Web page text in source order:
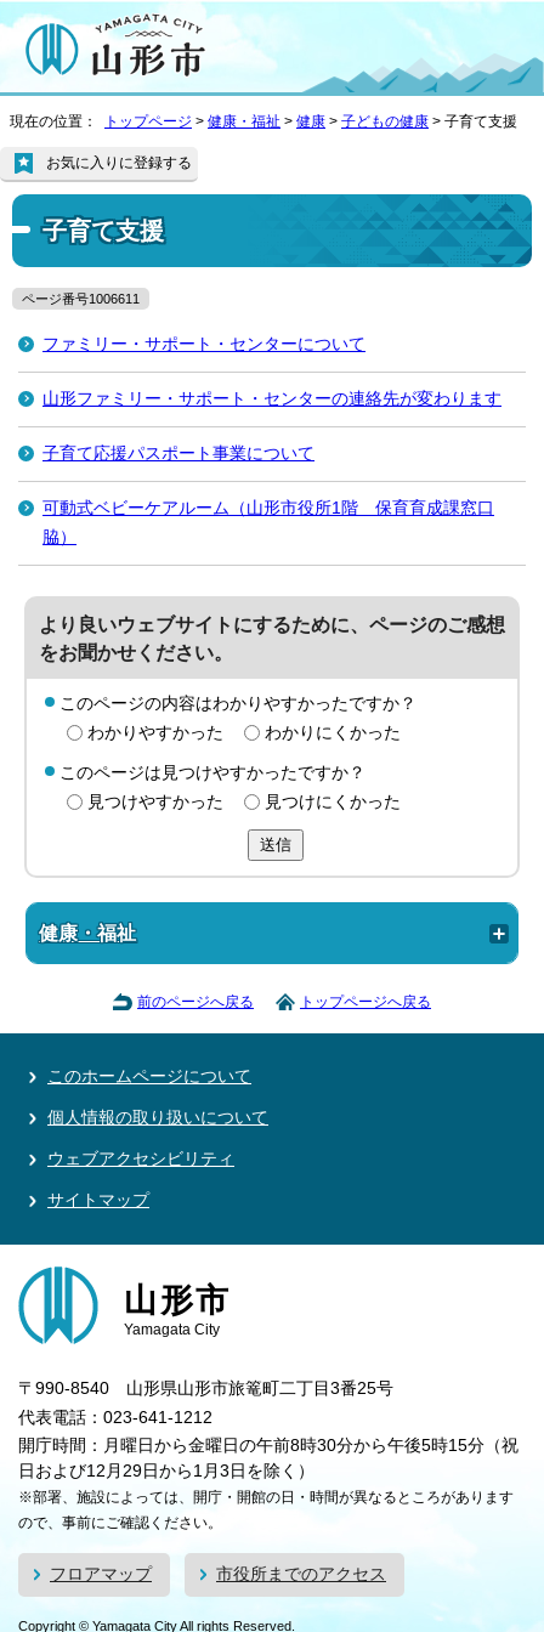
現在の位置： トップページ > 健康・福祉 > 健康 > 子どもの健康 > 子育て支援
子育て支援
お気に入りに登録する
ページ番号1006611
ファミリー・サポート・センターについて
山形ファミリー・サポート・センターの連絡先が変わります
子育て応援パスポート事業について
可動式ベビーケアルーム（山形市役所1階 保育育成課窓口
脇）
より良いウェブサイトにするために、ページのご感想
をお聞かせください。
このページの内容はわかりやすかったですか？
わかりやすかった
わかりにくかった
このページは見つけやすかったですか？
見つけやすかった
見つけにくかった
送信
健康・福祉
前のページへ戻る トップページへ戻る
このホームページについて
個人情報の取り扱いについて
ウェブアクセシビリティ
サイトマップ
山形市
Yamagata City
〒990-8540 山形県山形市旅篭町二丁目3番25号
代表電話：023-641-1212
開庁時間：月曜日から金曜日の午前8時30分から午後5時15分（祝
日および12月29日から1月3日を除く）
※部署、施設によっては、開庁・開館の日・時間が異なるところがあります
ので、事前にご確認ください。
フロアマップ 市役所までのアクセス
Copyright © Yamagata City All rights Reserved.